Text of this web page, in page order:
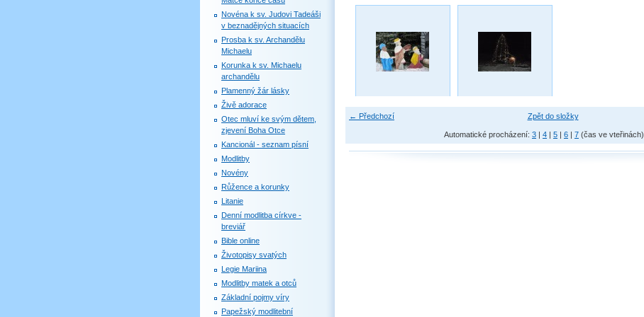
← Předchozí Zpět do složky
Automatické procházení: 3 | 4 | 5 | 6 | 7 (čas ve vteřinách)
Novéna k sv. Judovi Tadeáši
v beznadějných situacích
Prosba k sv. Archandělu
Michaelu
Korunka k sv. Michaelu
archandělu
Plamenný žár lásky
Živě adorace
Otec mluví ke svým dětem,
zjevení Boha Otce
Kancionál - seznam písní
Modlitby
Novény
Růžence a korunky
Litanie
Denní modlitba církve -
breviář
Bible online
Životopisy svatých
Legie Mariina
Modlitby matek a otců
Základní pojmy víry
Papežský modlitební